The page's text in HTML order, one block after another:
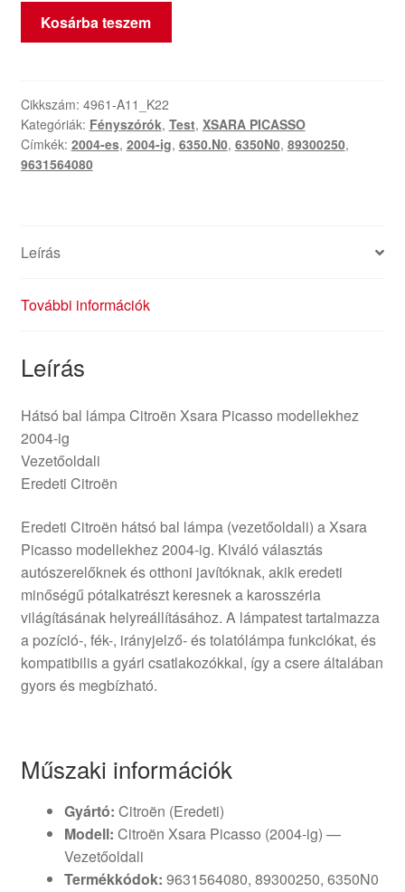
Hátsó
lámpa
Xsara
Picasso
2004-
ig
Kosárba teszem
Cikkszám: 4961-A11_K22
Kategóriák: Fényszórók, Test, XSARA PICASSO
Címkék: 2004-es, 2004-ig, 6350.N0, 6350N0, 89300250,
9631564080
Leírás
További információk
Leírás
Hátsó bal lámpa Citroën Xsara Picasso modellekhez
2004-ig
Vezetőoldali
Eredeti Citroën
Eredeti Citroën hátsó bal lámpa (vezetőoldali) a Xsara
Picasso modellekhez 2004-ig. Kiváló választás
autószerelőknek és otthoni javítóknak, akik eredeti
minőségű pótalkatrészt keresnek a karosszéria
világításának helyreállításához. A lámpatest tartalmazza
a pozíció-, fék-, irányjelző- és tolatólámpa funkciókat, és
kompatibilis a gyári csatlakozókkal, így a csere általában
gyors és megbízható.
Műszaki információk
Gyártó: Citroën (Eredeti)
Modell: Citroën Xsara Picasso (2004-ig) —
Vezetőoldali
Termékkódok: 9631564080, 89300250, 6350N0